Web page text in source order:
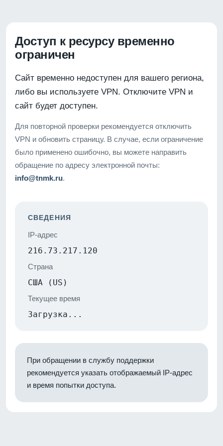
Доступ к ресурсу временно
ограничен
Сайт временно недоступен для вашего региона,
либо вы используете VPN. Отключите VPN и
сайт будет доступен.
Для повторной проверки рекомендуется отключить
VPN и обновить страницу. В случае, если ограничение
было применено ошибочно, вы можете направить
обращение по адресу электронной почты:
info@tnmk.ru.
СВЕДЕНИЯ
IP-адрес
216.73.217.120
Страна
США (US)
Текущее время
Загрузка...
При обращении в службу поддержки
рекомендуется указать отображаемый IP-адрес
и время попытки доступа.